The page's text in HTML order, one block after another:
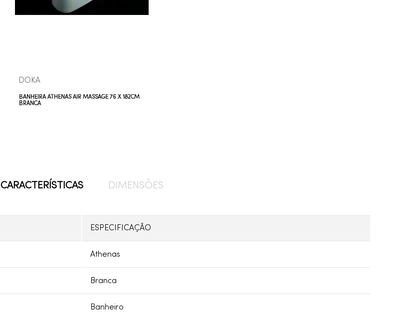
VEJA MAIS
DOKA
BANHEIRA ATHENAS AIR MASSAGE 76 X 182CM
BRANCA
CARACTERÍSTICAS DIMENSÕES
ESPECIFICAÇÃO
Athenas
Branca
Banheiro